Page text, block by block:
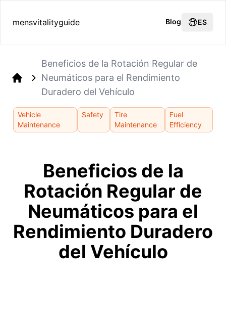
mensvitalityguide Blog ES
Beneficios de la Rotación Regular de
Neumáticos para el Rendimiento
Duradero del Vehículo
Vehicle
Maintenance
Safety
Tire
Maintenance
Fuel
Efficiency
Beneficios de la
Rotación Regular de
Neumáticos para el
Rendimiento Duradero
del Vehículo